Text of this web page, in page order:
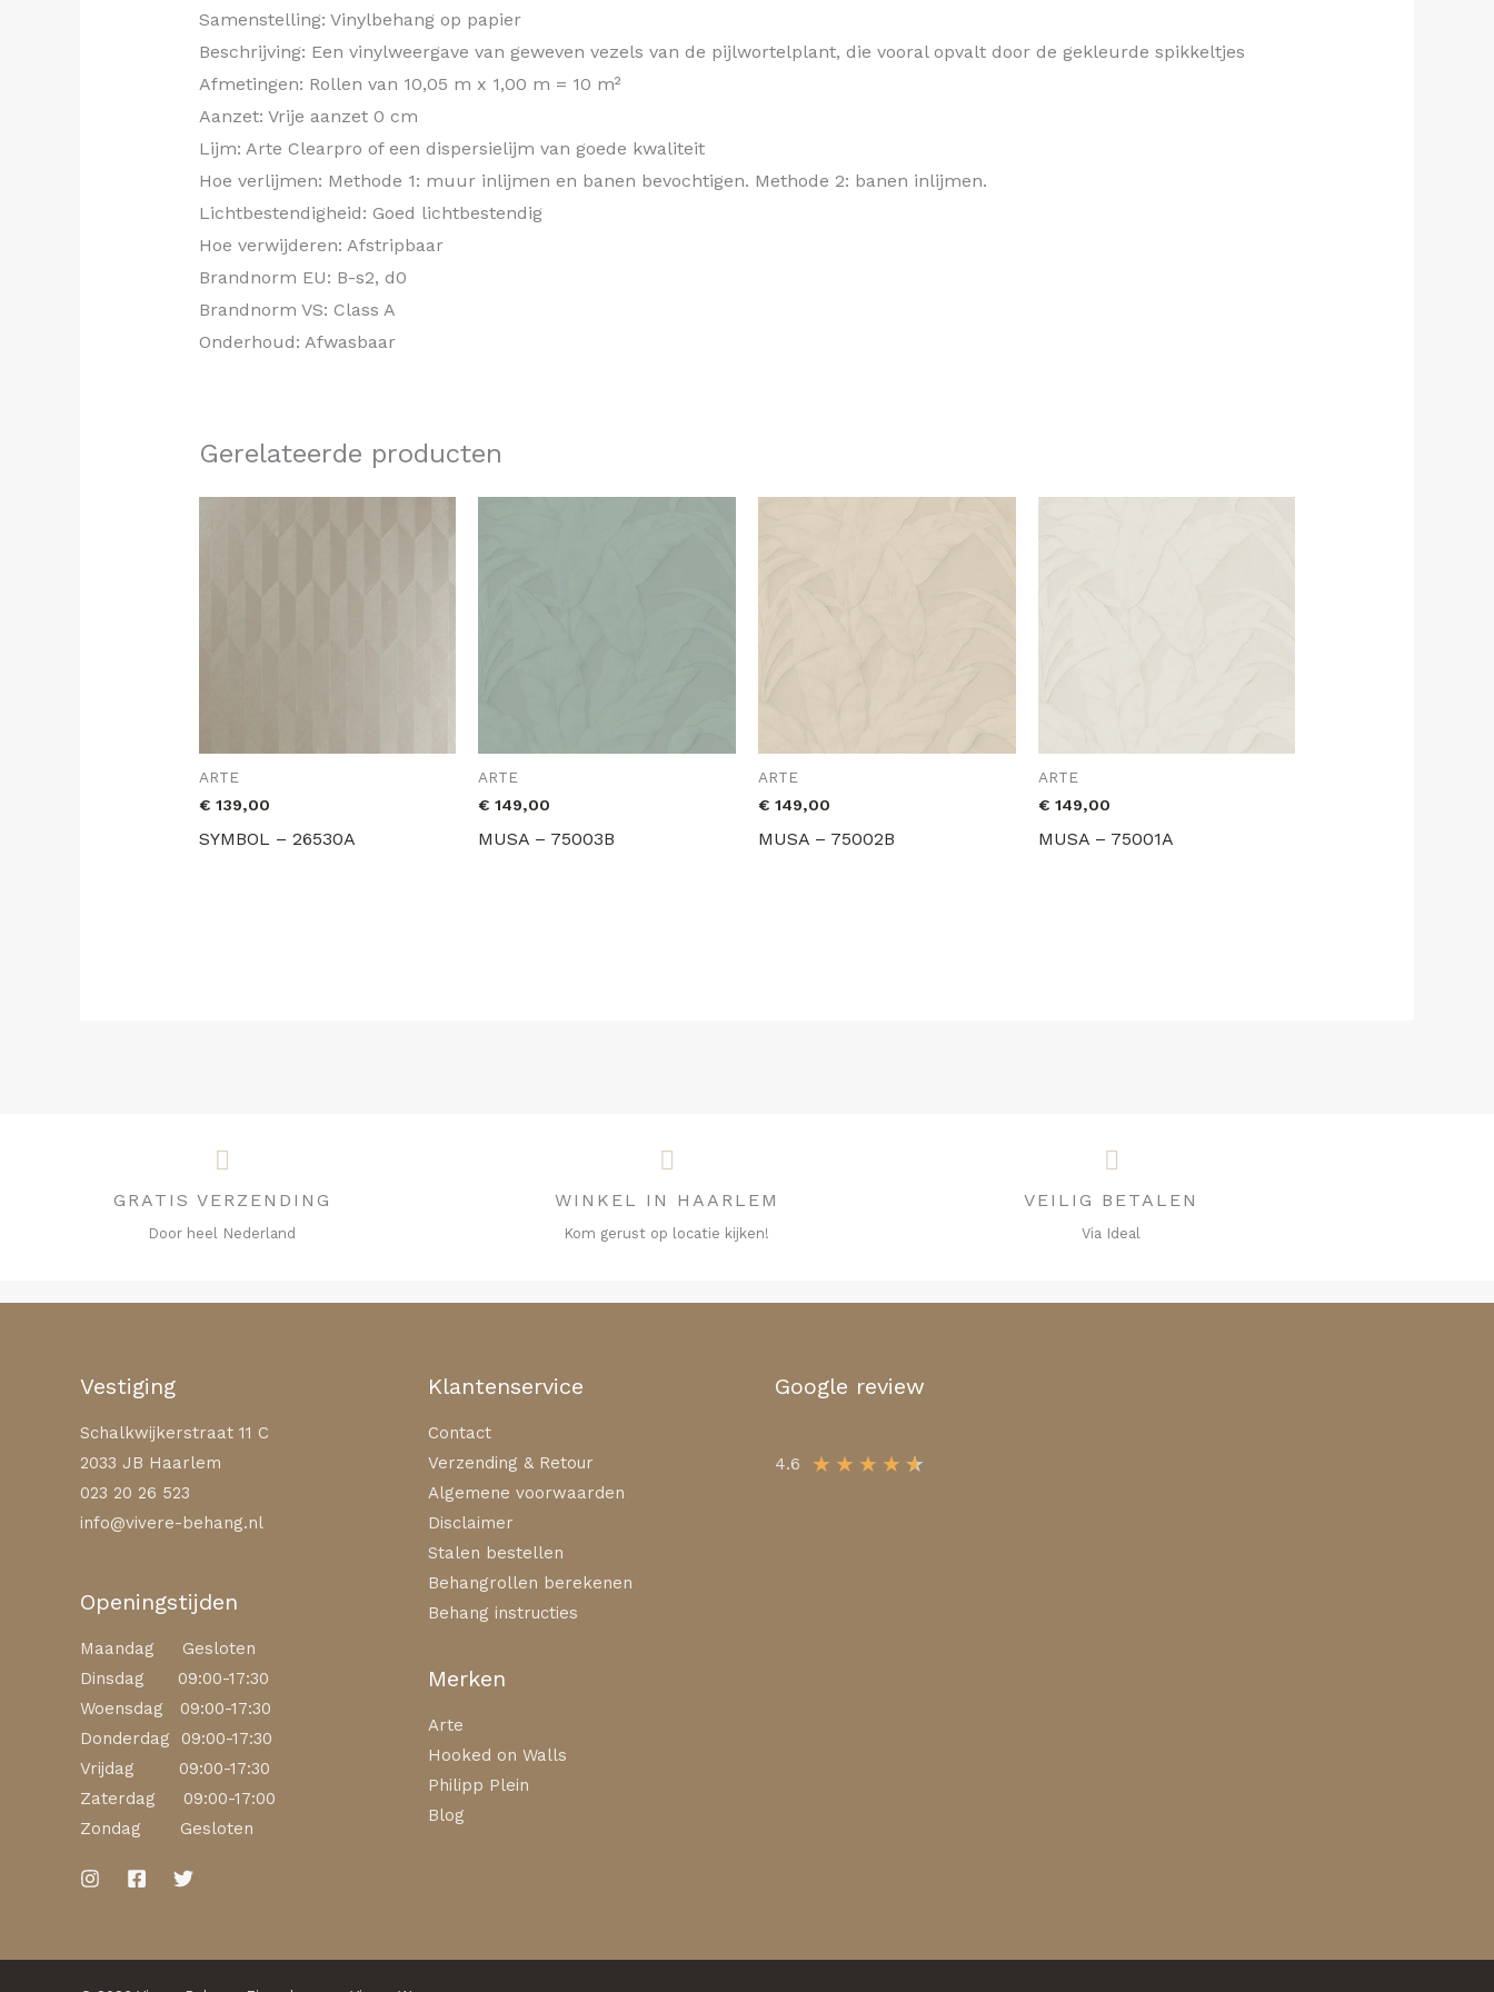
Samenstelling: Vinylbehang op papier
Beschrijving: Een vinylweergave van geweven vezels van de pijlwortelplant, die vooral opvalt door de gekleurde spikkeltjes
Afmetingen: Rollen van 10,05 m x 1,00 m = 10 m²
Aanzet: Vrije aanzet 0 cm
Lijm: Arte Clearpro of een dispersielijm van goede kwaliteit
Hoe verlijmen: Methode 1: muur inlijmen en banen bevochtigen. Methode 2: banen inlijmen.
Lichtbestendigheid: Goed lichtbestendig
Hoe verwijderen: Afstripbaar
Brandnorm EU: B-s2, d0
Brandnorm VS: Class A
Onderhoud: Afwasbaar
Gerelateerde producten
ARTE
€ 139,00
SYMBOL – 26530A
ARTE
€ 149,00
MUSA – 75003B
ARTE
€ 149,00
MUSA – 75002B
ARTE
€ 149,00
MUSA – 75001A
GRATIS VERZENDING
Door heel Nederland
WINKEL IN HAARLEM
Kom gerust op locatie kijken!
VEILIG BETALEN
Via Ideal
Vestiging
Schalkwijkerstraat 11 C
2033 JB Haarlem
023 20 26 523
info@vivere-behang.nl
Openingstijden
Maandag Gesloten
Dinsdag 09:00-17:30
Woensdag 09:00-17:30
Donderdag 09:00-17:30
Vrijdag 09:00-17:30
Zaterdag 09:00-17:00
Zondag Gesloten
Klantenservice
Contact
Verzending & Retour
Algemene voorwaarden
Disclaimer
Stalen bestellen
Behangrollen berekenen
Behang instructies
Merken
Arte
Hooked on Walls
Philipp Plein
Blog
Google review
4.6 ★ ★ ★ ★ ★